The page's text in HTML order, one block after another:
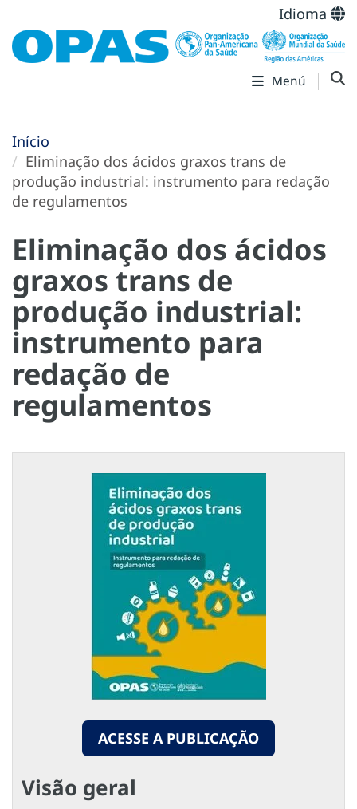
Idioma
Menú
Início
Eliminação dos ácidos graxos trans de
produção industrial: instrumento para redação
de regulamentos
Eliminação dos ácidos
graxos trans de
produção industrial:
instrumento para
redação de
regulamentos
ACESSE A PUBLICAÇÃO
Visão geral